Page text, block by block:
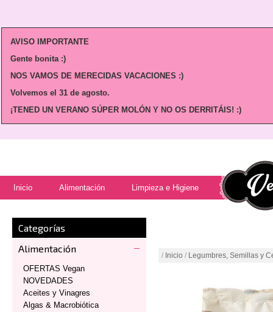
AVISO IMPORTANTE
Gente bonita :)
NOS VAMOS DE MERECIDAS VACACIONES :)
Volvemos el 31 de agosto.
¡TENED UN VERANO SÚPER MOLÓN Y NO OS DERRITÁIS! :)
Inicio Alimentación Limpieza e Higiene
Categorías
Alimentación
OFERTAS Vegan
NOVEDADES
Aceites y Vinagres
Algas & Macrobiótica
/ Inicio / Legumbres, Semillas y